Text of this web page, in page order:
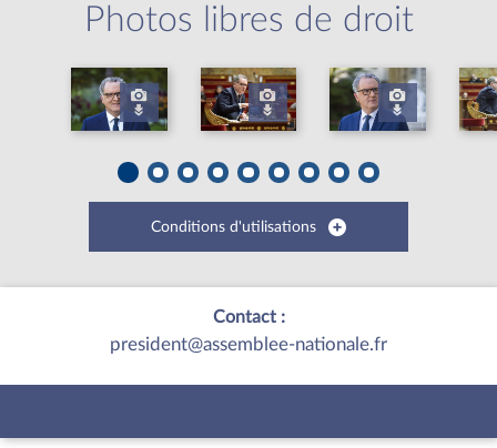
Photos libres de droit
Conditions d'utilisations
Contact :
president@assemblee-nationale.fr